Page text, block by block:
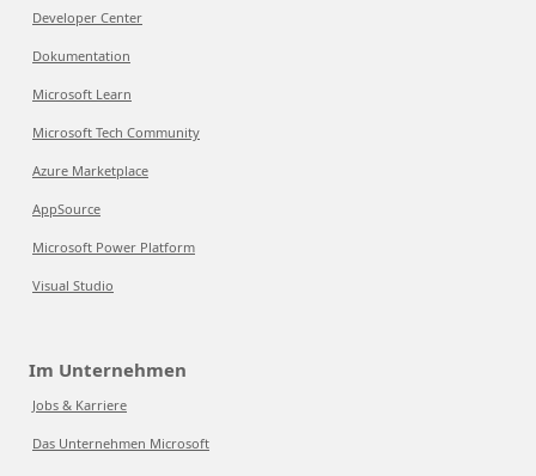
Developer Center
Dokumentation
Microsoft Learn
Microsoft Tech Community
Azure Marketplace
AppSource
Microsoft Power Platform
Visual Studio
Im Unternehmen
Jobs & Karriere
Das Unternehmen Microsoft